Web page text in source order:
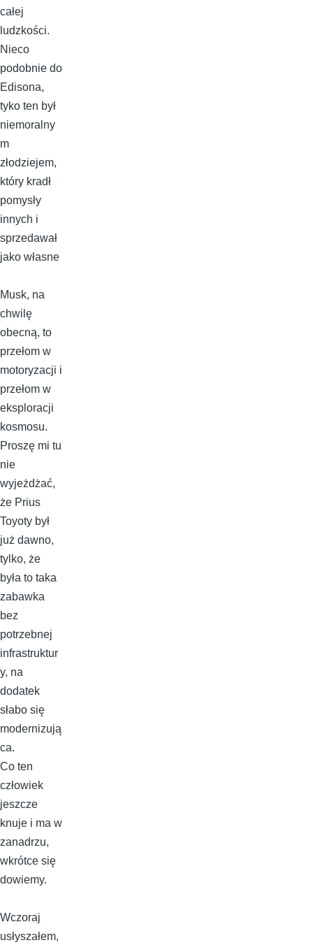
całej
ludzkości.
Nieco
podobnie do
Edisona,
tyko ten był
niemoralny
m
złodziejem,
który kradł
pomysły
innych i
sprzedawał
jako własne
Musk, na
chwilę
obecną, to
przełom w
motoryzacji i
przełom w
eksploracji
kosmosu.
Proszę mi tu
nie
wyjeżdżać,
że Prius
Toyoty był
już dawno,
tylko, że
była to taka
zabawka
bez
potrzebnej
infrastruktur
y, na
dodatek
słabo się
modernizują
ca.
Co ten
człowiek
jeszcze
knuje i ma w
zanadrzu,
wkrótce się
dowiemy.
Wczoraj
usłyszałem,